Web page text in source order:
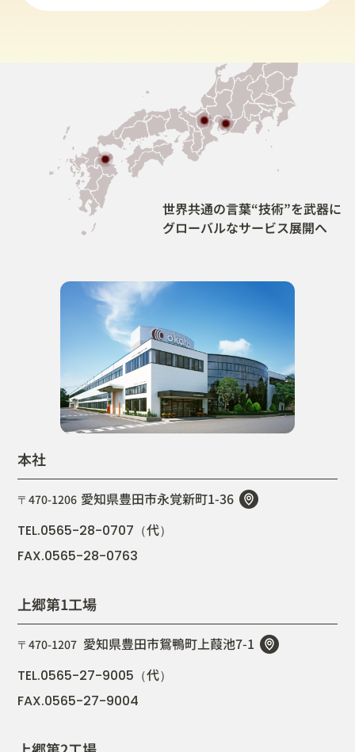
世界共通の言葉“技術”を武器に
グローバルなサービス展開へ
本社
〒470-1206 愛知県豊田市永覚新町1-36
TEL.0565-28-0707（代）
FAX.0565-28-0763
上郷第1工場
〒470-1207 愛知県豊田市鴛鴨町上葭池7-1
TEL.0565-27-9005（代）
FAX.0565-27-9004